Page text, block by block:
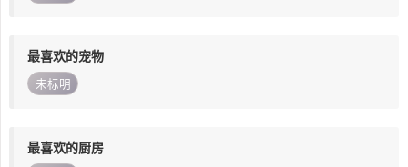
最喜欢的宠物
未标明
最喜欢的厨房